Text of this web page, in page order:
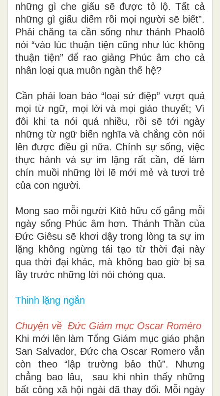
những gì che giấu sẽ được tỏ lộ. Tất cả
những gì giấu diếm rồi mọi người sẽ biết”.
Phải chăng ta cần sống như thánh Phaolô
nói “vào lúc thuận tiện cũng như lúc không
thuận tiện” để rao giảng Phúc âm cho cả
nhân loại qua muôn ngàn thế hệ?
Cần phải loan báo “loại sứ điệp” vượt quá
mọi từ ngữ, mọi lời và mọi giáo thuyết; Vì
đôi khi ta nói quá nhiều, rồi sẽ tới ngày
những từ ngữ biến nghĩa và chẳng còn nói
lên được điều gì nữa. Chính sự sống, việc
thực hành và sự im lặng rất cần, để làm
chín muồi những lời lẽ mới mẻ và tươi trẻ
của con người.
Mong sao mỗi người Kitô hữu cố gắng mỗi
ngày sống Phúc âm hơn. Thánh Thần của
Đức Giêsu sẽ khơi dậy trong lòng ta sự im
lặng không ngừng tái tạo từ thời đại này
qua thời đại khác, mà không bao giờ bị sa
lầy trước những lời nói chóng qua.
Thinh lặng ngắn
Chuyện về Đức Giám mục Oscar Roméro
Khi mới lên làm Tổng Giám mục giáo phận
San Salvador, Đức cha Oscar Romero vẫn
còn theo “lập trường bảo thủ”. Nhưng
chẳng bao lâu, sau khi nhìn thấy những
bất công xã hội ngài đã thay đổi. Mỗi ngày